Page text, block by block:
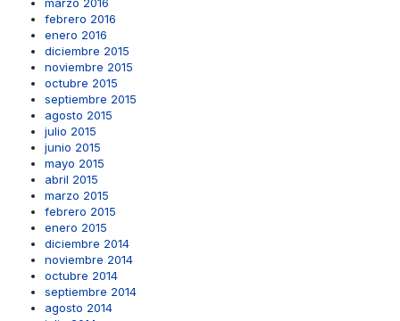
marzo 2016
febrero 2016
enero 2016
diciembre 2015
noviembre 2015
octubre 2015
septiembre 2015
agosto 2015
julio 2015
junio 2015
mayo 2015
abril 2015
marzo 2015
febrero 2015
enero 2015
diciembre 2014
noviembre 2014
octubre 2014
septiembre 2014
agosto 2014